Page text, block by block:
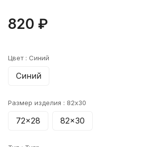
820 ₽
Цвет : Синий
Синий
Размер изделия : 82x30
72x28 82x30